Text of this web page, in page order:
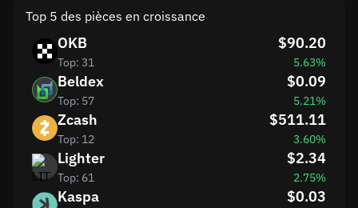
Top 5 des pièces en croissance
OKB
Top: 31
$90.20
5.63%
Beldex
Top: 57
$0.09
5.21%
Zcash
Top: 12
$511.11
3.60%
Lighter
Top: 61
$2.34
2.75%
Kaspa $0.03